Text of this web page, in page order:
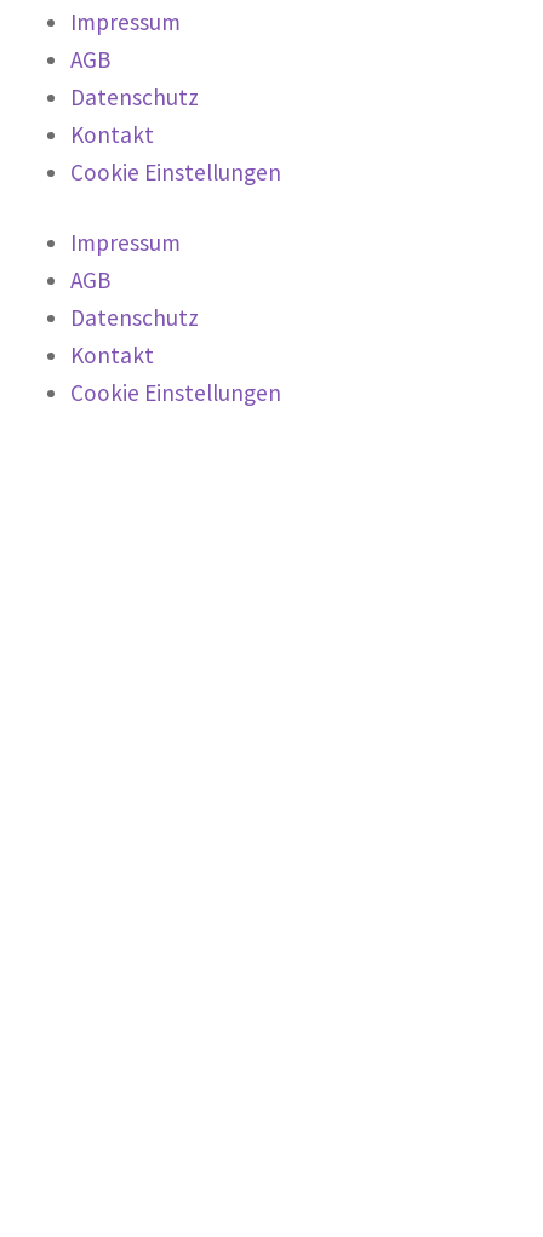
Impressum
AGB
Datenschutz
Kontakt
Cookie Einstellungen
Impressum
AGB
Datenschutz
Kontakt
Cookie Einstellungen